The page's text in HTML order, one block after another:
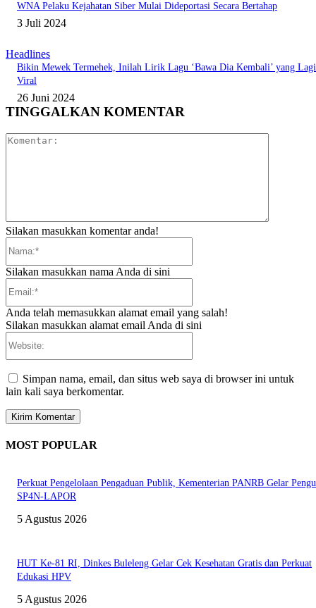
WNA Pelaku Kejahatan Siber Mulai Dideportasi Secara Bertahap
3 Juli 2024
Headlines
Bikin Mewek Termehek, Inilah Lirik Lagu ‘Bawa Dia Kembali’ yang Lagi
Viral
26 Juni 2024
TINGGALKAN KOMENTAR
Silakan masukkan komentar anda!
Silakan masukkan nama Anda di sini
Anda telah memasukkan alamat email yang salah!
Silakan masukkan alamat email Anda di sini
Simpan nama, email, dan situs web saya di browser ini untuk
lain kali saya berkomentar.
MOST POPULAR
Perkuat Pengelolaan Pengaduan Publik, Kementerian PANRB Gelar
SP4N-LAPOR
5 Agustus 2026
HUT Ke-81 RI, Dinkes Buleleng Gelar Cek Kesehatan Gratis dan Perkuat
Edukasi HPV
5 Agustus 2026